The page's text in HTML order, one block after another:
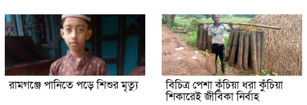
রামগঞ্জে পানিতে পড়ে শিশুর মৃত্যু বিচিত্র পেশা কুঁচিয়া ধরা কুঁচিয়া
শিকারেই জীবিকা নির্বাহ